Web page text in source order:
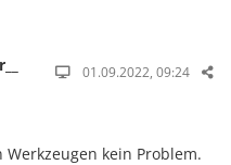
01.09.2022, 09:24
kein Problem.